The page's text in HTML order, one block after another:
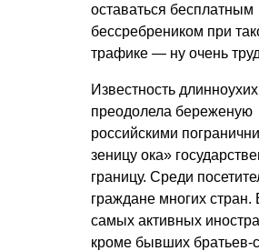
оставаться бесплатным
бессребреником при
трафике — ну очень
Известность
преодолела береженую
российскими
зеницу ока»
границу. Среди
граждане многих стран.
самых активных
кроме бывших братьев-